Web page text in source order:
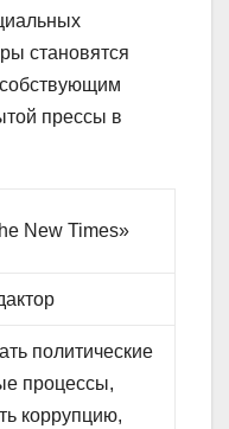
становятся
прессы в
New Times»
политические
процессы,
коррупцию,